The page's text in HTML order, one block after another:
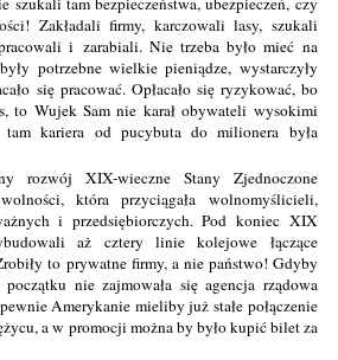
Zakładali firmy, karczowali lasy, szukali
i zarabiali. Nie trzeba było mieć na
potrzebne wielkie pieniądze, wystarczyły
się pracować. Opłacało się ryzykować, bo
to Wujek Sam nie karał obywateli wysokimi
tam kariera od pucybuta do milionera była
rozwój XIX-wieczne Stany Zjednoczone
która przyciągała wolnomyślicieli,
i przedsiębiorczych. Pod koniec XIX
aż cztery linie kolejowe łączące
to prywatne firmy, a nie państwo! Gdyby
nie zajmowała się agencja rządowa
Amerykanie mieliby już stałe połączenie
a w promocji można by było kupić bilet za